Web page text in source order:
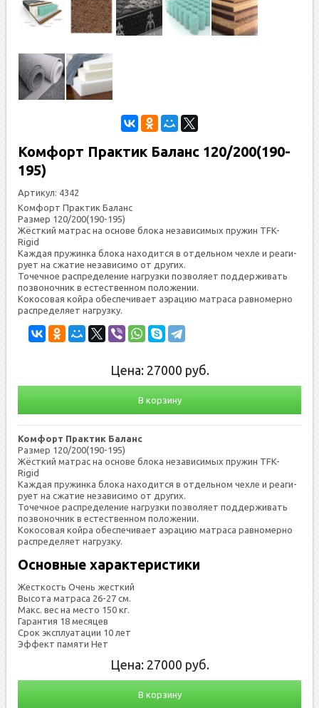
Комфорт Практик Баланс 120/200(190-
195)
Артикул: 4342
Комфорт Практик Баланс
Размер 120/200(190-195)
Жёс­ткий мат­рас на ос­но­ве бло­ка не­зави­симых пру­жин TFK-
Rigid
Каж­дая пру­жин­ка бло­ка на­ходит­ся в от­дель­ном чех­ле и ре­аги­
ру­ет на сжа­тие не­зави­симо от дру­гих.
То­чеч­ное рас­пре­деле­ние наг­рузки поз­во­ля­ет под­держи­вать
поз­во­ноч­ник в ес­тес­твен­ном по­ложе­нии.
Ко­косо­вая кой­ра обес­пе­чива­ет а­эра­цию мат­ра­са рав­но­мер­но
рас­пре­деля­ет наг­рузку.
Цена: 27000 руб.
В корзину
Комфорт Практик Баланс
Размер 120/200(190-195)
Жёс­ткий мат­рас на ос­но­ве бло­ка не­зави­симых пру­жин TFK-
Rigid
Каж­дая пру­жин­ка бло­ка на­ходит­ся в от­дель­ном чех­ле и ре­аги­
ру­ет на сжа­тие не­зави­симо от дру­гих.
То­чеч­ное рас­пре­деле­ние наг­рузки поз­во­ля­ет под­держи­вать
поз­во­ноч­ник в ес­тес­твен­ном по­ложе­нии.
Ко­косо­вая кой­ра обес­пе­чива­ет а­эра­цию мат­ра­са рав­но­мер­но
рас­пре­деля­ет наг­рузку.
Основные характеристики
Жесткость Очень жесткий
Высота матраса 26-27 см.
Макс. вес на место 150 кг.
Гарантия 18 месяцев
Срок эксплуатации 10 лет
Эффект памяти Нет
Цена: 27000 руб.
В корзину